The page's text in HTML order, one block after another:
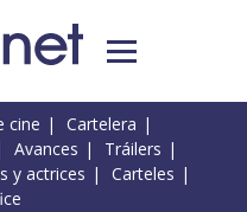
cine
Cartelera
Avances
Tráilers
y actrices
Carteles